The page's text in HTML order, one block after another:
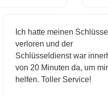
Ich hatte meinen Schlüssel
verloren und der
Schlüsseldienst war
von 20 Minuten da, um mir
helfen. Toller Service!